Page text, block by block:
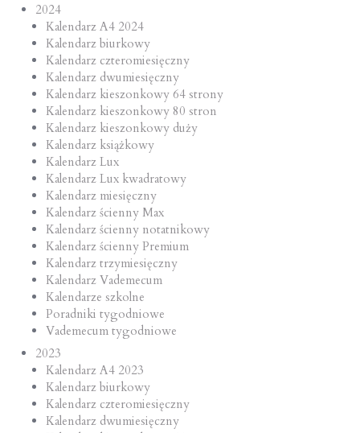
2024
Kalendarz A4 2024
Kalendarz biurkowy
Kalendarz czteromiesięczny
Kalendarz dwumiesięczny
Kalendarz kieszonkowy 64 strony
Kalendarz kieszonkowy 80 stron
Kalendarz kieszonkowy duży
Kalendarz książkowy
Kalendarz Lux
Kalendarz Lux kwadratowy
Kalendarz miesięczny
Kalendarz ścienny Max
Kalendarz ścienny notatnikowy
Kalendarz ścienny Premium
Kalendarz trzymiesięczny
Kalendarz Vademecum
Kalendarze szkolne
Poradniki tygodniowe
Vademecum tygodniowe
2023
Kalendarz A4 2023
Kalendarz biurkowy
Kalendarz czteromiesięczny
Kalendarz dwumiesięczny